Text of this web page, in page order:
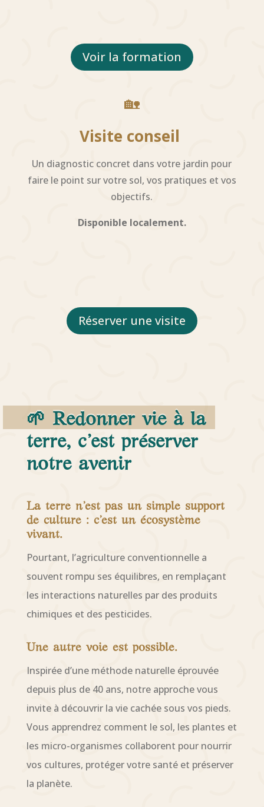
Voir la formation
🏡
Visite conseil
Un diagnostic concret dans votre jardin pour
faire le point sur votre sol, vos pratiques et vos
objectifs.
Disponible localement.
Réserver une visite
🌱 Redonner vie à la
terre, c’est préserver
notre avenir
La terre n’est pas un simple support
de culture : c’est un écosystème
vivant.
Pourtant, l’agriculture conventionnelle a
souvent rompu ses équilibres, en remplaçant
les interactions naturelles par des produits
chimiques et des pesticides.
Une autre voie est possible.
Inspirée d’une méthode naturelle éprouvée
depuis plus de 40 ans, notre approche vous
invite à découvrir la vie cachée sous vos pieds.
Vous apprendrez comment le sol, les plantes et
les micro-organismes collaborent pour nourrir
vos cultures, protéger votre santé et préserver
la planète.